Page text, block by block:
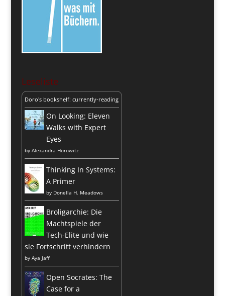
Leseliste
Doro's bookshelf: currently-reading
On Looking: Eleven
Walks with Expert
Eyes
by Alexandra Horowitz
Thinking In Systems:
A Primer
by Donella H. Meadows
Broligarchie: Die
Machtspiele der
Tech-Elite und wie
sie Fortschritt verhindern
by Aya Jaff
Open Socrates: The
Case for a